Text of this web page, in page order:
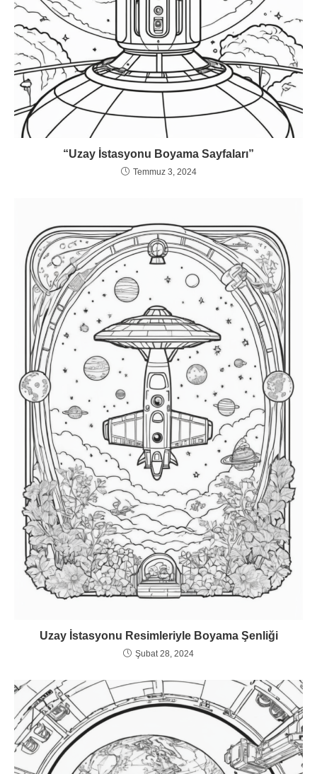
“Uzay İstasyonu Boyama Sayfaları”
Temmuz 3, 2024
Uzay İstasyonu Resimleriyle Boyama Şenliği
Şubat 28, 2024